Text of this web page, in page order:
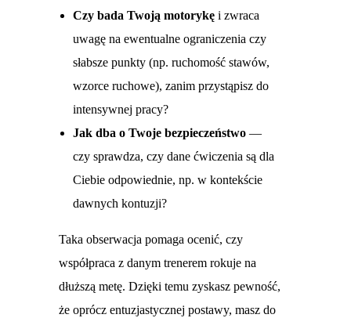
Czy bada Twoją motorykęi zwraca
uwagę na ewentualne ograniczenia czy
słabsze punkty (np. ruchomość stawów,
wzorce ruchowe), zanim przystąpisz do
intensywnej pracy?
Jak dba o Twoje bezpieczeństwo—
czy sprawdza, czy dane ćwiczenia są dla
Ciebie odpowiednie, np. w kontekście
dawnych kontuzji?
Taka obserwacja pomaga ocenić, czy
współpraca z danym trenerem rokuje na
dłuższą metę. Dzięki temu zyskasz pewność,
że oprócz entuzjastycznej postawy, masz do